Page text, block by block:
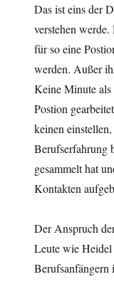
Das ist eins der
verstehen
für so eine
werden. Außer
Keine Minute
Postion
keinen
Berufserfahrung
gesammelt hat
Kontakten
Der Anspruch
Leute wie
Berufsanfängern